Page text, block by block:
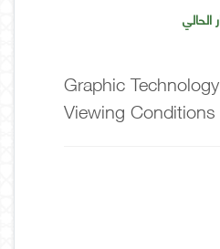
الحالي
Graphic
Viewing Conditions